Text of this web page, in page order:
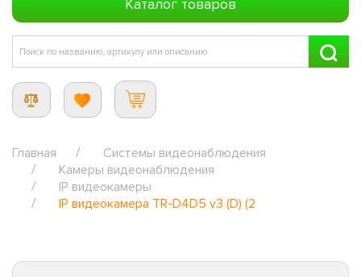
Каталог товаров
Главная
Системы видеонаблюдения
Камеры видеонаблюдения
IP видеокамеры
IP видеокамера TR-D4D5 v3 (D) (2